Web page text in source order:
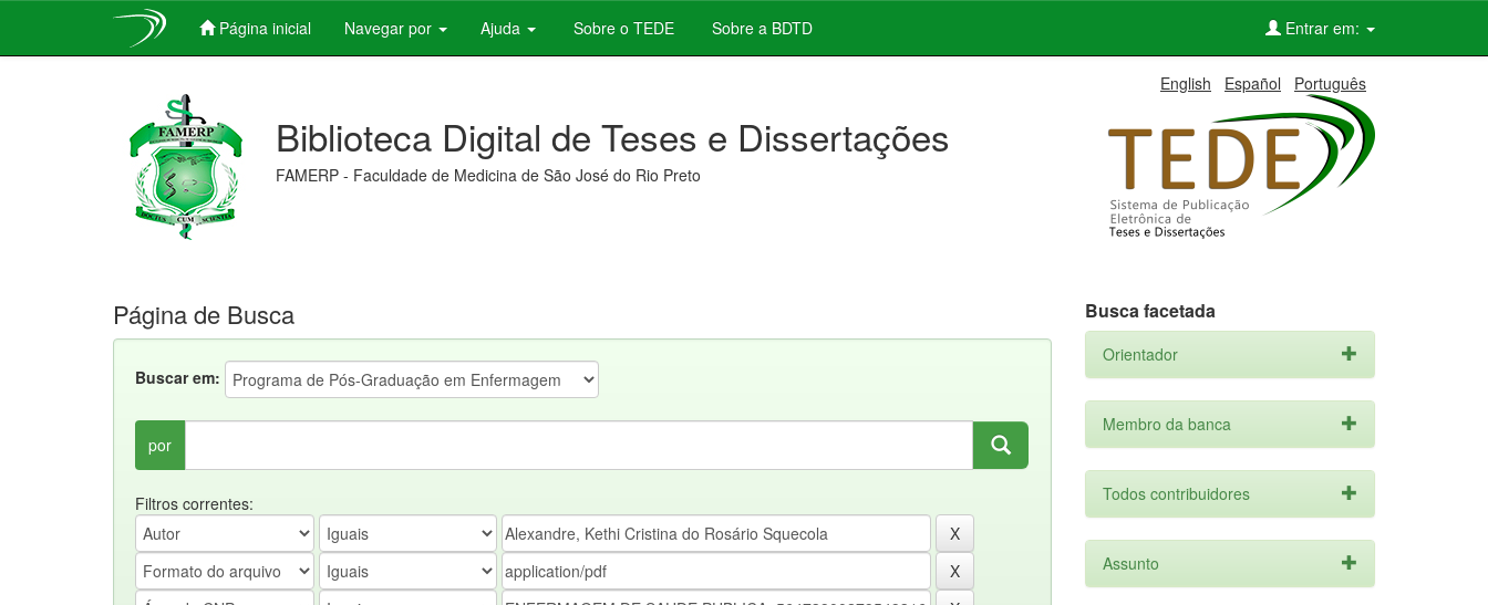
Página inicial Navegar por Ajuda Sobre o TEDE Sobre a BDTD Entrar em:
English Español Português
Biblioteca Digital de Teses e Dissertações
FAMERP - Faculdade de Medicina de São José do Rio Preto
Página de Busca
Buscar em:
por
Filtros correntes:
Busca facetada
Orientador
Membro da banca
Todos contribuidores
Assunto